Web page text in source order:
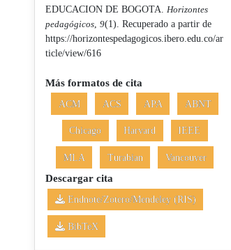
EDUCACION DE BOGOTA. Horizontes
pedagógicos, 9(1). Recuperado a partir de
https://horizontespedagogicos.ibero.edu.co/ar
ticle/view/616
Más formatos de cita
ACM ACS APA ABNT
Chicago Harvard IEEE
MLA Turabian Vancouver
Descargar cita
Endnote/Zotero/Mendeley (RIS)
BibTeX